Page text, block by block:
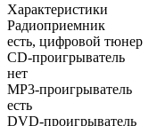
Характеристики
Радиоприемник
есть, цифровой тюнер
CD-проигрыватель
нет
MP3-проигрыватель
есть
DVD-проигрыватель